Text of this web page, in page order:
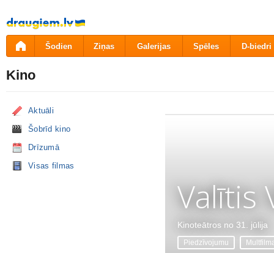
Pāriet
uz
saturu
Šodien Ziņas Galerijas Spēles D-biedri
Kino
Aktuāli
Šobrīd kino
Drīzumā
Visas filmas
Valītis
Kinoteātros no 31. jūlija
Piedzīvojumu